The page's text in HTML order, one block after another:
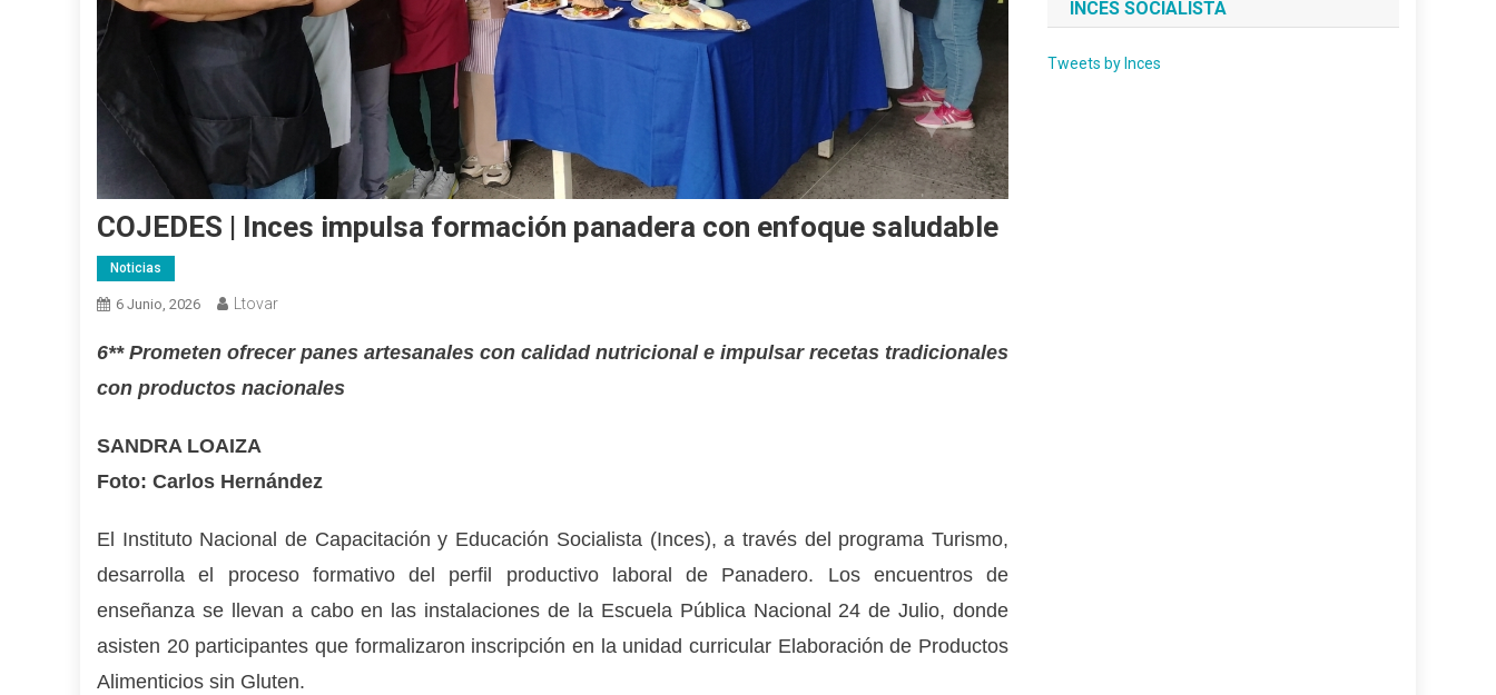
COJEDES | Inces impulsa formación panadera con enfoque saludable
Noticias
6 Junio, 2026 Ltovar
6** Prometen ofrecer panes artesanales con calidad nutricional e impulsar recetas tradicionales
con productos nacionales
SANDRA LOAIZA
Foto: Carlos Hernández
El Instituto Nacional de Capacitación y Educación Socialista (Inces), a través del programa Turismo,
desarrolla el proceso formativo del perfil productivo laboral de Panadero. Los encuentros de
enseñanza se llevan a cabo en las instalaciones de la Escuela Pública Nacional 24 de Julio, donde
asisten 20 participantes que formalizaron inscripción en la unidad curricular Elaboración de Productos
Alimenticios sin Gluten.
INCES SOCIALISTA
Tweets by Inces